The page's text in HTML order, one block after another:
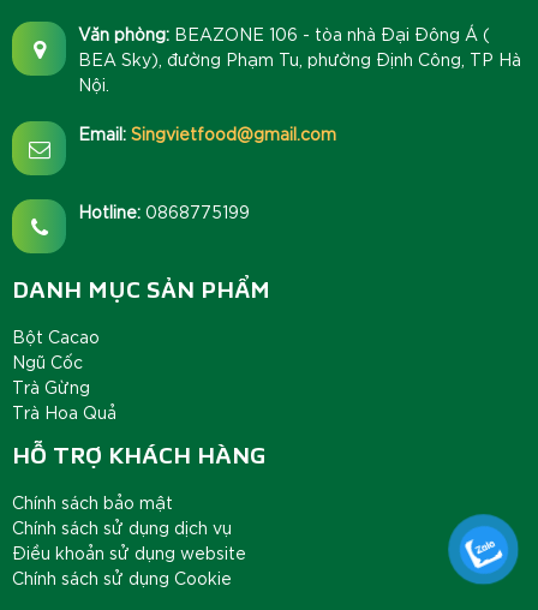
Văn phòng: BEAZONE 106 - tòa nhà Đại Đông Á (
BEA Sky), đường Phạm Tu, phường Định Công, TP Hà
Nội.
Email: Singvietfood@gmail.com
Hotline: 0868775199
DANH MỤC SẢN PHẨM
Bột Cacao
Ngũ Cốc
Trà Gừng
Trà Hoa Quả
HỖ TRỢ KHÁCH HÀNG
Chính sách bảo mật
Chính sách sử dụng dịch vụ
Điều khoản sử dụng website
Chính sách sử dụng Cookie